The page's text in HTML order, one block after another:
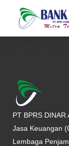
PT BPRS
Jasa Keuangan
Lembaga